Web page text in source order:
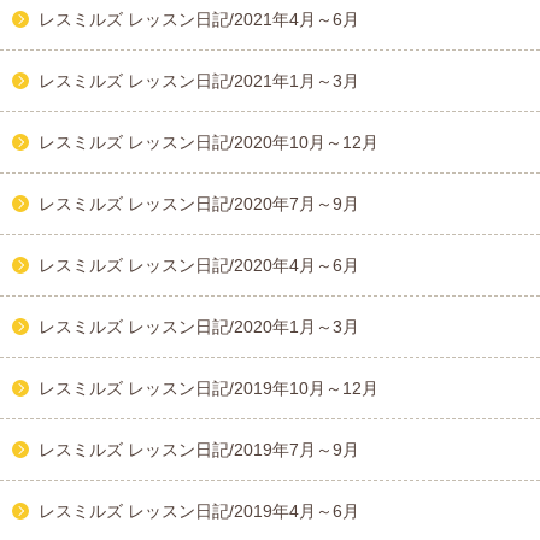
レスミルズ レッスン日記/2021年4月～6月
レスミルズ レッスン日記/2021年1月～3月
レスミルズ レッスン日記/2020年10月～12月
レスミルズ レッスン日記/2020年7月～9月
レスミルズ レッスン日記/2020年4月～6月
レスミルズ レッスン日記/2020年1月～3月
レスミルズ レッスン日記/2019年10月～12月
レスミルズ レッスン日記/2019年7月～9月
レスミルズ レッスン日記/2019年4月～6月